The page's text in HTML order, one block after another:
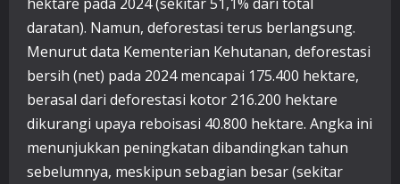
daratan). Namun, deforestasi terus berlangsung.
Menurut data Kementerian Kehutanan, deforestasi
bersih (net) pada 2024 mencapai 175.400 hektare,
berasal dari deforestasi kotor 216.200 hektare
dikurangi upaya reboisasi 40.800 hektare. Angka ini
menunjukkan peningkatan dibandingkan tahun
sebelumnya, meskipun sebagian besar (sekitar